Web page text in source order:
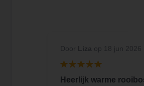
Heerlijk warme